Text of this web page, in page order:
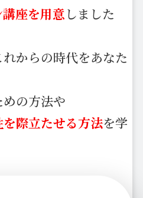
座を用意しました
からの時代をあなた
の方法や
際立たせる方法を学